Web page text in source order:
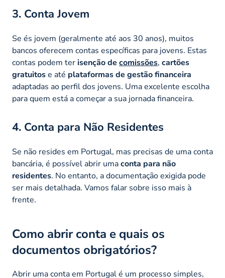
3. Conta Jovem
Se és jovem (geralmente até aos 30 anos), muitos
bancos oferecem contas específicas para jovens. Estas
contas podem ter isenção de comissões, cartões
gratuitose até plataformas de gestão financeira
adaptadas ao perfil dos jovens. Uma excelente escolha
para quem está a começar a sua jornada financeira.
4. Conta para Não Residentes
Se não resides em Portugal, mas precisas de uma conta
bancária, é possível abrir umaconta para não
residentes. No entanto, a documentação exigida pode
ser mais detalhada. Vamos falar sobre isso mais à
frente.
Como abrir conta e quais os
documentos obrigatórios?
Abrir uma conta em Portugal é um processo simples,